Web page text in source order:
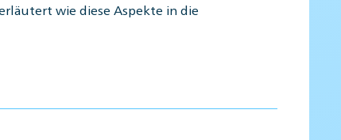
wie diese Aspekte in die